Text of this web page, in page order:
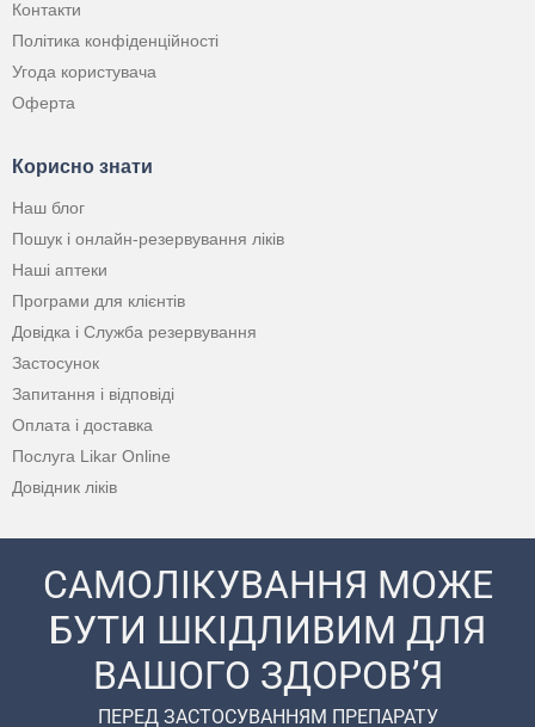
Контакти
Політика конфіденційності
Угода користувача
Оферта
Корисно знати
Наш блог
Пошук і онлайн-резервування ліків
Наші аптеки
Програми для клієнтів
Довідка і Служба резервування
Застосунок
Запитання і відповіді
Оплата і доставка
Послуга Likar Online
Довідник ліків
САМОЛІКУВАННЯ МОЖЕ
БУТИ ШКІДЛИВИМ ДЛЯ
ВАШОГО ЗДОРОВ’Я
ПЕРЕД ЗАСТОСУВАННЯМ ПРЕПАРАТУ